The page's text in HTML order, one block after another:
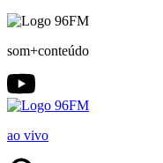
som+conteúdo
ao vivo